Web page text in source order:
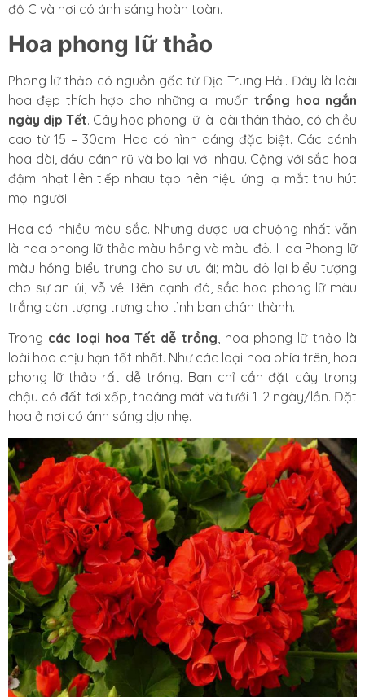
độ C và nơi có ánh sáng hoàn toàn.
Hoa phong lữ thảo
Phong lữ thảo có nguồn gốc từ Địa Trung Hải. Đây là loài
hoa đẹp thích hợp cho những ai muốntrồng hoa ngắn
ngày dịp Tết. Cây hoa phong lữ là loài thân thảo, có chiều
cao từ 15 – 30cm. Hoa có hình dáng đặc biệt. Các cánh
hoa dài, đầu cánh rũ và bo lại với nhau. Cộng với sắc hoa
đậm nhạt liên tiếp nhau tạo nên hiệu ứng lạ mắt thu hút
mọi người.
Hoa có nhiều màu sắc. Nhưng được ưa chuộng nhất vẫn
là hoa phong lữ thảo màu hồng và màu đỏ. Hoa Phong lữ
màu hồng biểu trưng cho sự ưu ái; màu đỏ lại biểu tượng
cho sự an ủi, vỗ về. Bên cạnh đó, sắc hoa phong lữ màu
trắng còn tượng trưng cho tình bạn chân thành.
Trong các loại hoa Tết dễ trồng, hoa phong lữ thảo là
loài hoa chịu hạn tốt nhất. Như các loại hoa phía trên, hoa
phong lữ thảo rất dễ trồng. Bạn chỉ cần đặt cây trong
chậu có đất tơi xốp, thoáng mát và tưới 1-2 ngày/lần. Đặt
hoa ở nơi có ánh sáng dịu nhẹ.